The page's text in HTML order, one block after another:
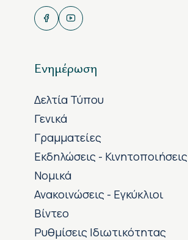
Ενημέρωση
Δελτία Τύπου
Γενικά
Γραμματείες
Εκδηλώσεις - Κινητοποιήσεις
Νομικά
Ανακοινώσεις - Εγκύκλιοι
Βίντεο
Ρυθμίσεις Ιδιωτικότητας